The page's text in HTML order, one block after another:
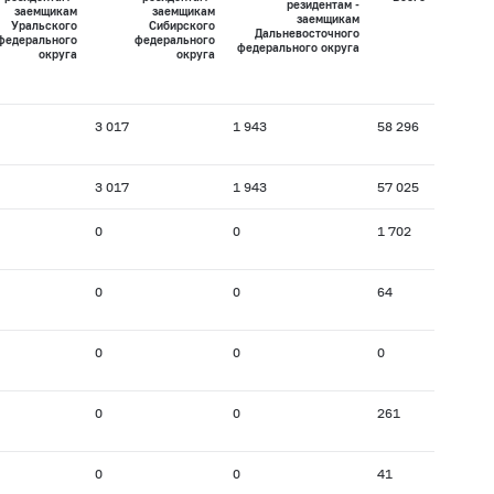
заемщикам
Уральского
округа
заемщикам
Сибирского
федерального
округа
резидентам -
заемщикам
Дальневосточного
федерального округа
3 017 1 943 58 296
3 017 1 943 57 025
0 0 1 702
0 0 64
0 0 0
0 0 261
0 0 41